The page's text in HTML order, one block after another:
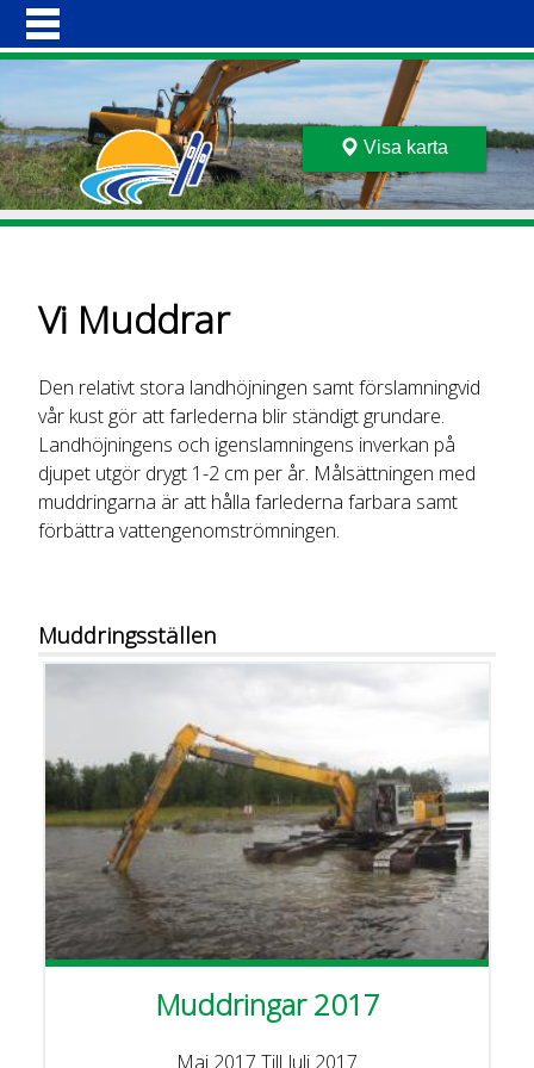
Hoppa
till
huvudinnehåll
HEM
BÅTEN
MEDLEMSKAP
VI MUDDRAR
BESÖKSSTÄLLEN
FARLEDER
GALLERI
OM OSS
Visa karta
Vi Muddrar
Den relativt stora landhöjningen samt förslamningvid
vår kust gör att farlederna blir ständigt grundare.
Landhöjningens och igenslamningens inverkan på
djupet utgör drygt 1-2 cm per år. Målsättningen med
muddringarna är att hålla farlederna farbara samt
förbättra vattengenomströmningen.
Muddringsställen
Muddringar 2017
Maj 2017 Till Juli 2017